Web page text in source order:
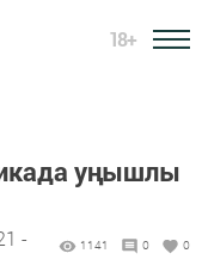
18+
уңышлы
-
1141 0 0